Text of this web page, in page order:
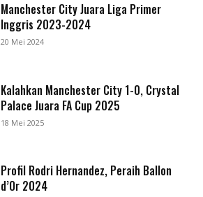
Manchester City Juara Liga Primer
Inggris 2023-2024
20 Mei 2024
Kalahkan Manchester City 1-0, Crystal
Palace Juara FA Cup 2025
18 Mei 2025
Profil Rodri Hernandez, Peraih Ballon
d’Or 2024